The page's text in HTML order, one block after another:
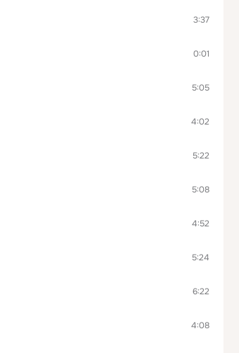
3:37
0:01
5:05
4:02
5:22
5:08
4:52
5:24
6:22
4:08